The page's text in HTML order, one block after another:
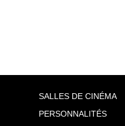
SALLES DE CINÉMA
PERSONNALITÉS